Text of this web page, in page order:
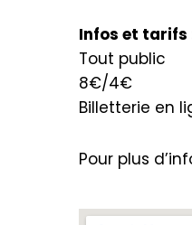
Infos et tarifs
Tout public
8€/4€
Billetterie en
Pour plus